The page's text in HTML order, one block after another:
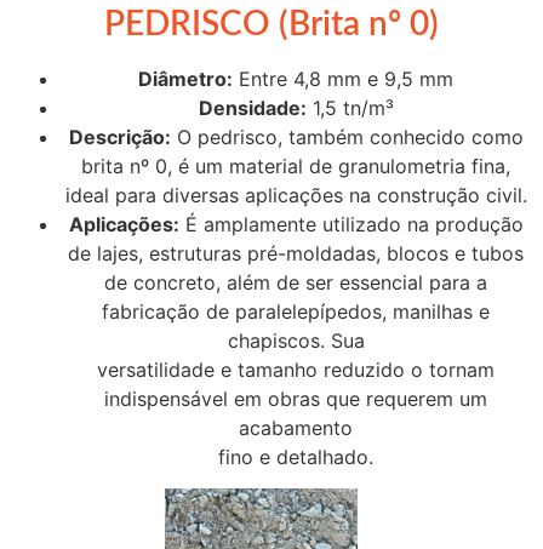
PEDRISCO (Brita nº 0)
Diâmetro: Entre 4,8 mm e 9,5 mm
Densidade: 1,5 tn/m³
Descrição: O pedrisco, também conhecido como
brita nº 0, é um material de granulometria fina,
ideal para diversas aplicações na construção civil.
Aplicações: É amplamente utilizado na produção
de lajes, estruturas pré-moldadas, blocos e tubos
de concreto, além de ser essencial para a
fabricação de paralelepípedos, manilhas e
chapiscos. Sua
versatilidade e tamanho reduzido o tornam
indispensável em obras que requerem um
acabamento
fino e detalhado.